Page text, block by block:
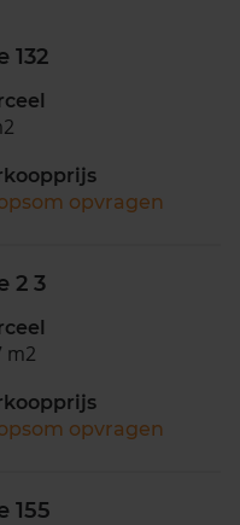
132
opvragen
2 3
m2
opvragen
155